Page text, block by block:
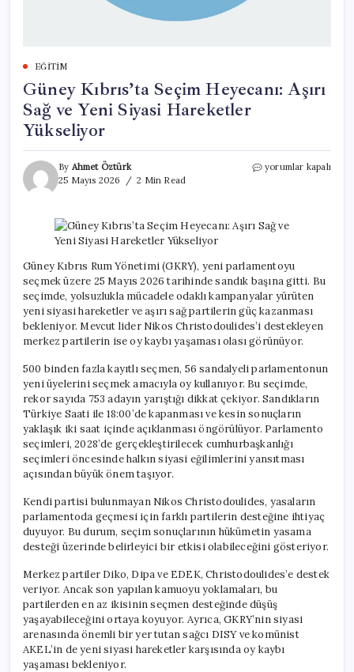
EĞITIM
Güney Kıbrıs’ta Seçim Heyecanı: Aşırı
Sağ ve Yeni Siyasi Hareketler
Yükseliyor
By Ahmet Öztürk
25 Mayıs 2026
2 Min Read
Güney
Aşırı
Sağ
Yeni
Siyasi
Hareketler
Yükseliyor
için
yorumlar kapalı
Güney Kıbrıs Rum Yönetimi (GKRY), yeni parlamentoyu
seçmek üzere 25 Mayıs 2026 tarihinde sandık başına gitti. Bu
seçimde, yolsuzlukla mücadele odaklı kampanyalar yürüten
yeni siyasi hareketler ve aşırı sağ partilerin güç kazanması
bekleniyor. Mevcut lider Nikos Christodoulides’i destekleyen
merkez partilerin ise oy kaybı yaşaması olası görünüyor.
500 binden fazla kayıtlı seçmen, 56 sandalyeli parlamentonun
yeni üyelerini seçmek amacıyla oy kullanıyor. Bu seçimde,
rekor sayıda 753 adayın yarıştığı dikkat çekiyor. Sandıkların
Türkiye Saati ile 18:00’de kapanması ve kesin sonuçların
yaklaşık iki saat içinde açıklanması öngörülüyor. Parlamento
seçimleri, 2028’de gerçekleştirilecek cumhurbaşkanlığı
seçimleri öncesinde halkın siyasi eğilimlerini yansıtması
açısından büyük önem taşıyor.
Kendi partisi bulunmayan Nikos Christodoulides, yasaların
parlamentoda geçmesi için farklı partilerin desteğine ihtiyaç
duyuyor. Bu durum, seçim sonuçlarının hükümetin yasama
desteği üzerinde belirleyici bir etkisi olabileceğini gösteriyor.
Merkez partiler Diko, Dipa ve EDEK, Christodoulides’e destek
veriyor. Ancak son yapılan kamuoyu yoklamaları, bu
partilerden en az ikisinin seçmen desteğinde düşüş
yaşayabileceğini ortaya koyuyor. Ayrıca, GKRY’nin siyasi
arenasında önemli bir yer tutan sağcı DISY ve komünist
AKEL’in de yeni siyasi hareketler karşısında oy kaybı
yaşaması bekleniyor.